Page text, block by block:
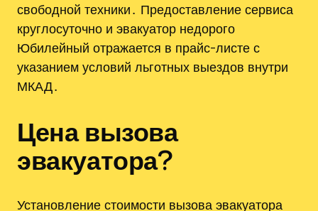
свободной техники․ Предоставление сервиса
круглосуточно и эвакуатор недорого
Юбилейный отражается в прайс-листе с
указанием условий льготных выездов внутри
МКАД․
Цена вызова
эвакуатора?
Установление стоимости вызова эвакуатора